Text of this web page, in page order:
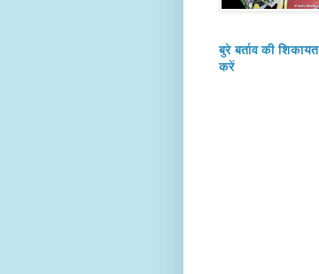
बुरे बर्ताव की शिकायत
करें